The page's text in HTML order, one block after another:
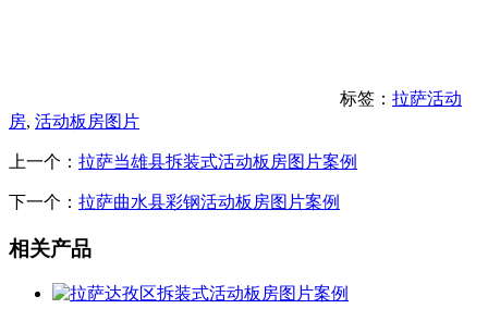
标签： 拉萨活动
房, 活动板房图片
上一个： 拉萨当雄县拆装式活动板房图片案例
下一个： 拉萨曲水县彩钢活动板房图片案例
相关产品